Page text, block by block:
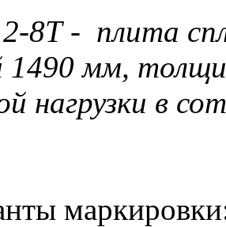
8Т - плита
1490 мм,
нагрузки в